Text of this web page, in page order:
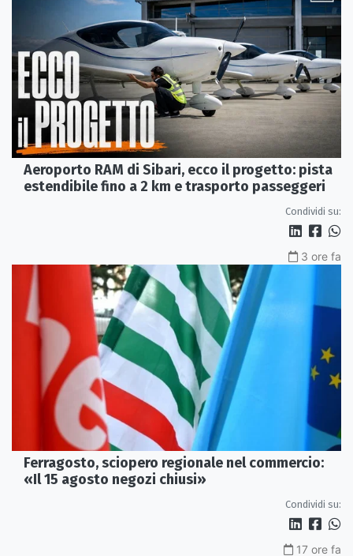
Aeroporto RAM di Sibari, ecco il progetto: pista
estendibile fino a 2 km e trasporto passeggeri
Condividi su:
3 ore fa
Ferragosto, sciopero regionale nel commercio:
«Il 15 agosto negozi chiusi»
Condividi su:
17 ore fa